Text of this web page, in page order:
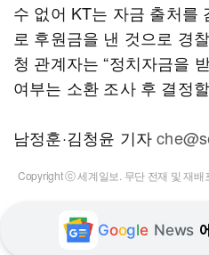
수 없어 KT는 자금 출처를
로 후원금을 낸 것으로 경
청 관계자는 “정치자금을
여부는 소환 조사 후 결정
남정훈·김청윤 기자
Copyright ⓒ 세계일보. 무단 전재 및 재배
Google News